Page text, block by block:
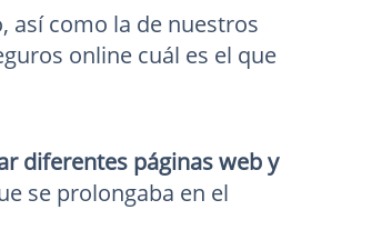
así como la de nuestros
online cuál es el que
diferentes páginas web y
se prolongaba en el